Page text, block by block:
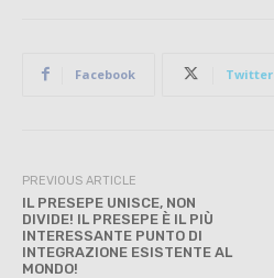
Facebook Twitter
PREVIOUS ARTICLE
IL PRESEPE UNISCE, NON
DIVIDE! IL PRESEPE È IL PIÙ
INTERESSANTE PUNTO DI
INTEGRAZIONE ESISTENTE AL
MONDO!